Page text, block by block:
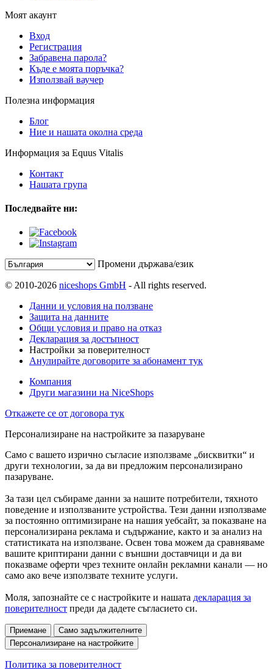
Моят акаунт
Вход
Регистрация
Забравена парола?
Къде е моята поръчка?
Използвай ваучер
Полезна информация
Блог
Ние и нашата околна среда
Информация за Equus Vitalis
Контакт
Нашата група
Последвайте ни:
Промени държава/език
© 2010-2026 niceshops GmbH - All rights reserved.
Данни и условия на ползване
Защита на данните
Общи условия и право на отказ
Декларация за достъпност
Настройки за поверителност
Анулирайте договорите за абонамент тук
Компания
Други магазини на NiceShops
Откажете се от договора тук
Персонализиране на настройките за пазаруване
Само с вашето изрично съгласие използваме „бисквитки“ и
други технологии, за да ви предложим персонализирано
пазаруване.
За тази цел събираме данни за нашите потребители, тяхното
поведение и използваните устройства. Тези данни използваме
за постоянно оптимизиране на нашия уебсайт, за показване на
персонализирана реклама и съдържание, както и за анализ на
статистиката на използване. Освен това можем да сравняваме
вашите криптирани данни с външни доставчици и да ви
показваме оферти чрез техните онлайн рекламни канали — но
само ако вече използвате техните услуги.
Моля, запознайте се с настройките и нашата декларация за
поверителност преди да дадете съгласието си.
Приемане
Само задължителните
Персонализиране на настройките
Политика за поверителност